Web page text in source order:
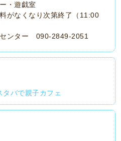
・遊戯室
なくなり次第終了（11:00
センター 090-2849-2051
バで親子カフェ